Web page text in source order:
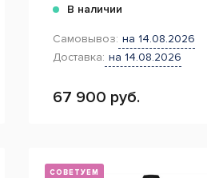
В наличии
Самовывоз: на 14.08.2026
Доставка: на 14.08.2026
67 900 руб.
СОВЕТУЕМ